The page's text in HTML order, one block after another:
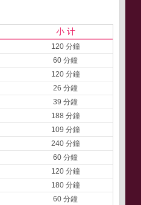
小 计
120 分鐘
60 分鐘
120 分鐘
26 分鐘
39 分鐘
188 分鐘
109 分鐘
240 分鐘
60 分鐘
120 分鐘
180 分鐘
60 分鐘